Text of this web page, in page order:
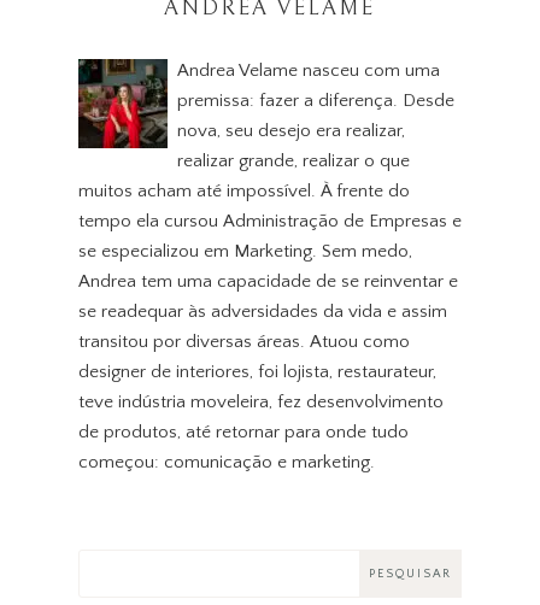
ANDREA VELAME
Andrea Velame nasceu com uma
premissa: fazer a diferença. Desde
nova, seu desejo era realizar,
realizar grande, realizar o que
muitos acham até impossível. À frente do
tempo ela cursou Administração de Empresas e
se especializou em Marketing. Sem medo,
Andrea tem uma capacidade de se reinventar e
se readequar às adversidades da vida e assim
transitou por diversas áreas. Atuou como
designer de interiores, foi lojista, restaurateur,
teve indústria moveleira, fez desenvolvimento
de produtos, até retornar para onde tudo
começou: comunicação e marketing.